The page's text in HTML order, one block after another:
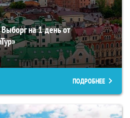
Выборг на 1 день от
ПОДРОБНЕЕ